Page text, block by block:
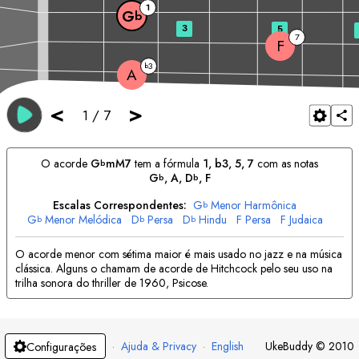
< 1 / 7 >
A b3
F 7
Gb 1
3 5
O acorde GbmM7tem a fórmula 1, b3, 5, 7 com as notas
Gb, A, Db, F
Escalas Correspondentes: Gb Menor Harmônica
Gb Menor Melódica Db Persa Db Hindu F Persa F Judaica
O acorde menor com sétima maior é mais usado no jazz e na música
clássica. Alguns o chamam de acorde de Hitchcock pelo seu uso na
trilha sonora do thriller de 1960, Psicose.
Configurações · Ajuda & Privacy · English UkeBuddy © 2010